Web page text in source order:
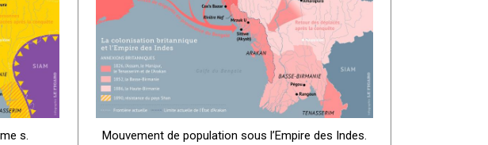
s.
Mouvement de population sous l’Empire des Indes.